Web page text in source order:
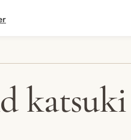
vanaf € 70 · Gratis kaartje met je
katsuki